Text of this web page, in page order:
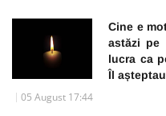
Cine e
astăzi pe
lucra ca
Îl
05 August 17:44